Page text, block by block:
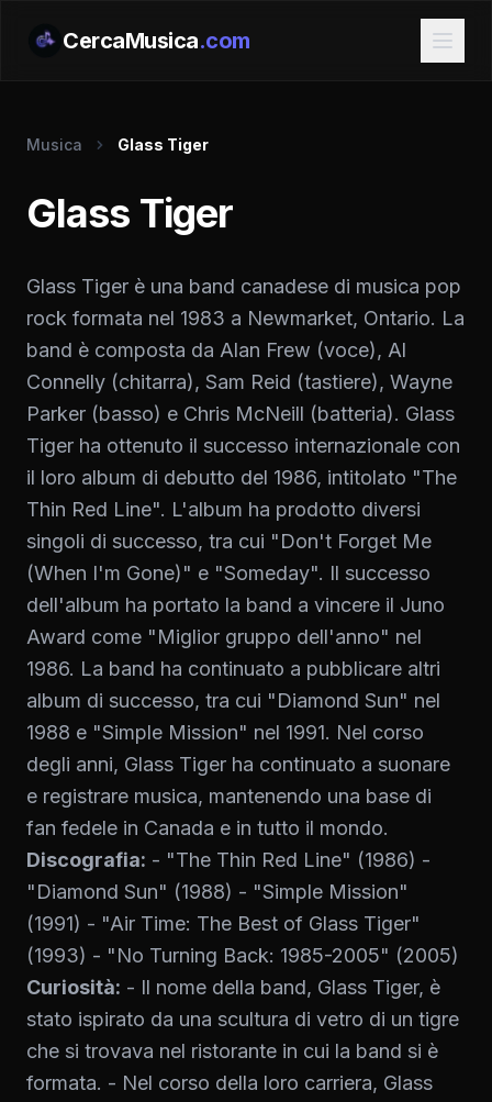
CercaMusica.com
Musica Glass Tiger
Glass Tiger
Glass Tiger è una band canadese di musica pop
rock formata nel 1983 a Newmarket, Ontario. La
band è composta da Alan Frew (voce), Al
Connelly (chitarra), Sam Reid (tastiere), Wayne
Parker (basso) e Chris McNeill (batteria). Glass
Tiger ha ottenuto il successo internazionale con
il loro album di debutto del 1986, intitolato "The
Thin Red Line". L'album ha prodotto diversi
singoli di successo, tra cui "Don't Forget Me
(When I'm Gone)" e "Someday". Il successo
dell'album ha portato la band a vincere il Juno
Award come "Miglior gruppo dell'anno" nel
1986. La band ha continuato a pubblicare altri
album di successo, tra cui "Diamond Sun" nel
1988 e "Simple Mission" nel 1991. Nel corso
degli anni, Glass Tiger ha continuato a suonare
e registrare musica, mantenendo una base di
fan fedele in Canada e in tutto il mondo.
Discografia: - "The Thin Red Line" (1986) -
"Diamond Sun" (1988) - "Simple Mission"
(1991) - "Air Time: The Best of Glass Tiger"
(1993) - "No Turning Back: 1985-2005" (2005)
Curiosità: - Il nome della band, Glass Tiger, è
stato ispirato da una scultura di vetro di un tigre
che si trovava nel ristorante in cui la band si è
formata. - Nel corso della loro carriera, Glass